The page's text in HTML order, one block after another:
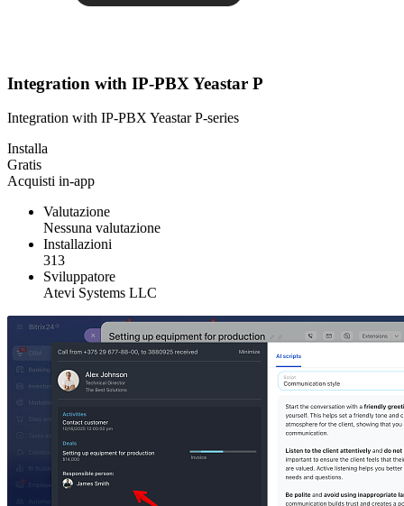
Integration with IP-PBX Yeastar P
Integration with IP-PBX Yeastar P-series
Installa
Gratis
Acquisti in-app
Valutazione
Nessuna valutazione
Installazioni
313
Sviluppatore
Atevi Systems LLC